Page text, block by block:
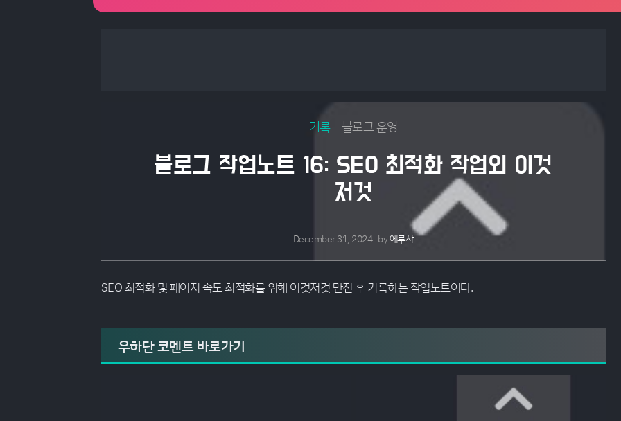
기록 블로그 운영
블로그 작업노트 16: SEO 최적화 작업외 이것
저것
December 31, 2024 by에루샤
SEO 최적화 및 페이지 속도 최적화를 위해 이것저것 만진 후 기록하는 작업노트이다.
우하단 코멘트 바로가기